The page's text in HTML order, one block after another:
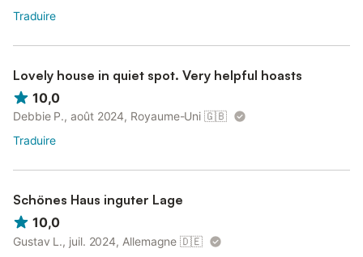
Traduire
Lovely house in quiet spot. Very helpful hoasts
10,0
Debbie P., août 2024, Royaume-Uni 🇬🇧
Traduire
Schönes Haus inguter Lage
10,0
Gustav L., juil. 2024, Allemagne 🇩🇪